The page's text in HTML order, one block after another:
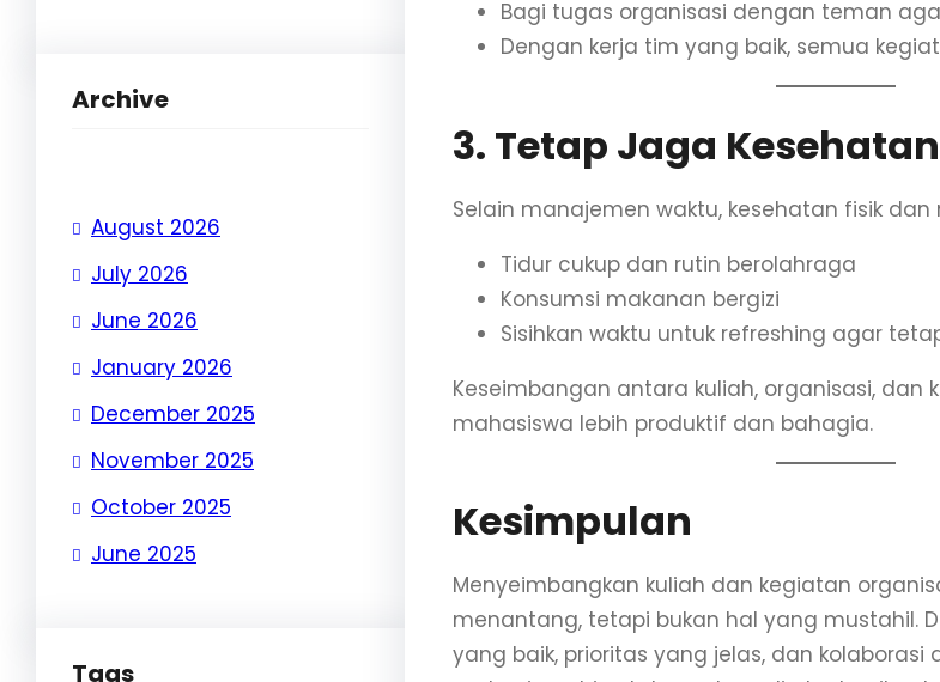
Archive
August 2026
July 2026
June 2026
January 2026
December 2025
November 2025
October 2025
June 2025
Tags
Bagi tugas organisasi dengan teman
Dengan kerja tim yang baik, semua
3. Tetap Jaga
Selain manajemen waktu, kesehatan fisik
Tidur cukup dan rutin berolahraga
Konsumsi makanan bergizi
Sisihkan waktu untuk refreshing agar
Keseimbangan antara kuliah, organisasi, dan
mahasiswa lebih produktif dan bahagia.
Kesimpulan
Menyeimbangkan kuliah dan kegiatan
menantang, tetapi bukan hal yang mustahil.
yang baik, prioritas yang jelas, dan kolaborasi